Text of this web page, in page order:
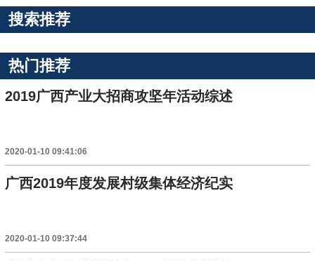
搜索推荐
热门推荐
2019广西产业大招商攻坚年活动综述
2020-01-10 09:41:06
广西2019年度发展村级集体经济纪实
2020-01-10 09:37:44